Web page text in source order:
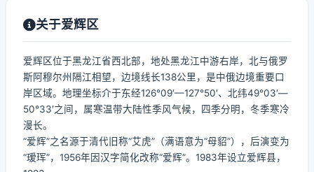
关于爱辉区
爱辉区位于黑龙江省西北部，地处黑龙江中游右岸，北与俄罗
斯阿穆尔州隔江相望，边境线长138公里，是中俄边境重要口
岸区域。地理坐标介于东经126°09′—127°50′、北纬49°03′—
50°33′之间，属寒温带大陆性季风气候，四季分明，冬季寒冷
漫长。
“爱辉”之名源于清代旧称“艾虎”（满语意为“母貂”），后演变为
“瑷珲”，1956年因汉字简化改称“爱辉”。1983年设立爱辉县，